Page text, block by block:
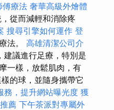
傅療法 奢華高級外燴體
從而減輕和消除疼
搜尋引擎如何運作 登
法。 高雄清潔公司介
建議進行足療，特別是
一樣，放鬆肌肉，有
的球，並隨身攜帶它
務，提升網站曝光度 獲
薦 下午茶派對專屬外